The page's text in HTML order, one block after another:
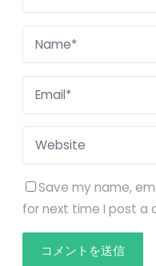
Save my name,
for next time I post a